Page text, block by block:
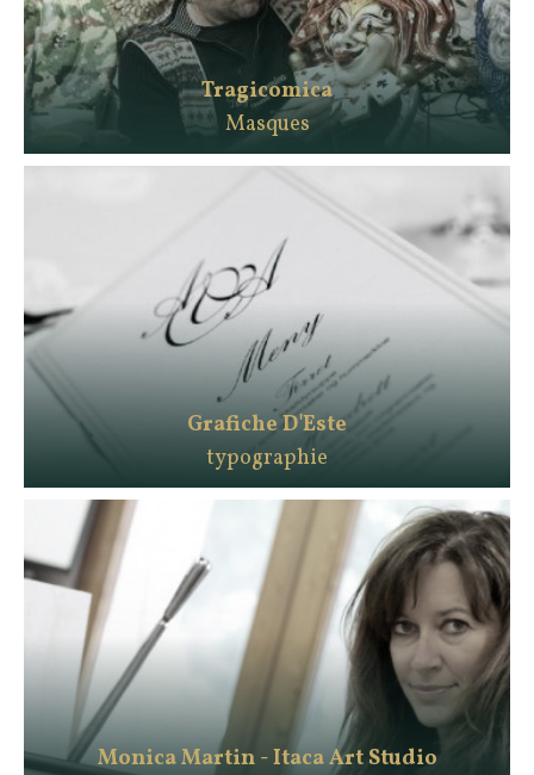
Tragicomica
Masques
Grafiche D'Este
typographie
Monica Martin - Itaca Art Studio